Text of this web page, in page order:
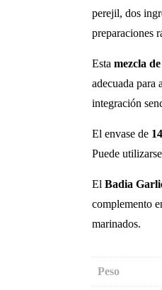
perejil, dos
preparaciones
Esta mezcla
adecuada para
integración
El envase de
Puede
El Badia
complemento
marinados.
Peso